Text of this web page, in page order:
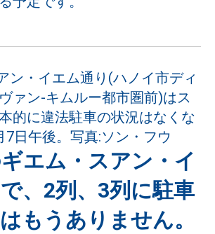
エム・スアン・イ
、2列、3列に駐車
もうありません。